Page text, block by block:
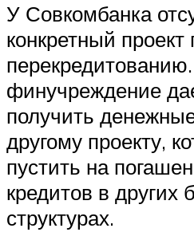
У Совкомбанка
конкретный проект
финучреждение
получить
другому проекту,
пустить на
кредитов в других
структурах.